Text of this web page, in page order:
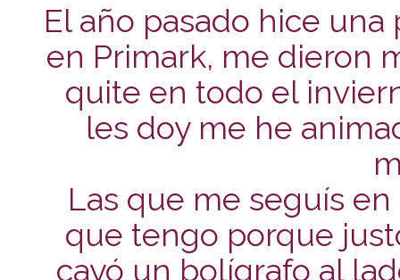
El año pasado hice
en Primark, me dieron
quite en todo el
les doy me he
Las que me seguís
que tengo porque
cayó un bolígrafo al